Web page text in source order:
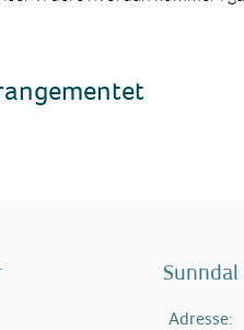
Sunndal
Adresse: